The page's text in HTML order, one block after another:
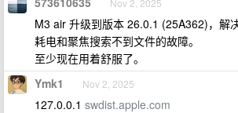
Nov 2, 2025
M3 air 升级到版本 26.0.1 (25A362)，解
耗电和聚焦搜索不到文件的故障。
至少现在用着舒服了。
Ymk1 Nov 2, 2025
127.0.0.1 swdist.apple.com